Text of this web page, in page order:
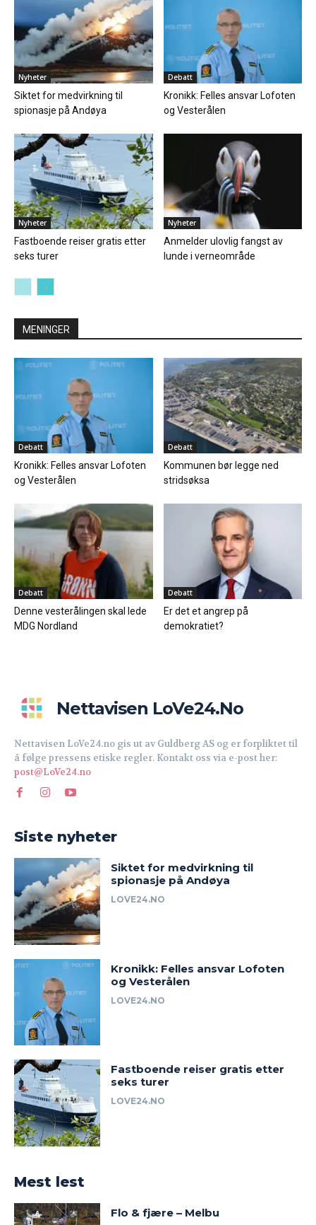
Nyheter
Siktet for medvirkning til
spionasje på Andøya
Debatt
Kronikk: Felles ansvar Lofoten
og Vesterålen
Nyheter
Fastboende reiser gratis etter
seks turer
Nyheter
Anmelder ulovlig fangst av
lunde i verneområde
MENINGER
Debatt
Kronikk: Felles ansvar Lofoten
og Vesterålen
Debatt
Kommunen bør legge ned
stridsøksa
Debatt
Denne vesterålingen skal lede
MDG Nordland
Debatt
Er det et angrep på
demokratiet?
Nettavisen LoVe24.no
Nettavisen LoVe24.no gis ut av Guldberg AS og er forpliktet til
å følge pressens etiske regler. Kontakt oss via e-post her:
post@LoVe24.no
Siste nyheter
Siktet for medvirkning til
spionasje på Andøya
LOVE24.NO
Kronikk: Felles ansvar Lofoten
og Vesterålen
LOVE24.NO
Fastboende reiser gratis etter
seks turer
LOVE24.NO
Mest lest
Flo & fjære – Melbu